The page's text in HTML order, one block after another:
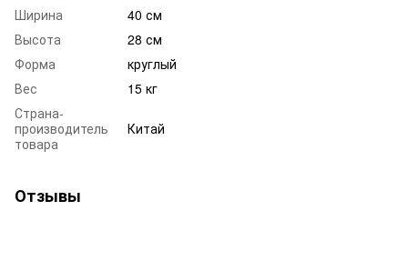
Ширина
40 см
Высота
28 см
Форма
круглый
Вес
15 кг
Страна-
производитель
товара
Китай
Отзывы